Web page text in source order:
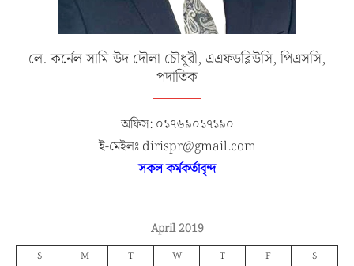
লে. কর্নেল সামি উদ দৌলা চৌধুরী, এএফডব্লিউসি, পিএসসি,
পদাতিক
অফিস: ০১৭৬৯০১৭১৯০
ই-মেইলঃ dirispr@gmail.com
সকল কর্মকর্তাবৃন্দ
April 2019
S M T W T F S